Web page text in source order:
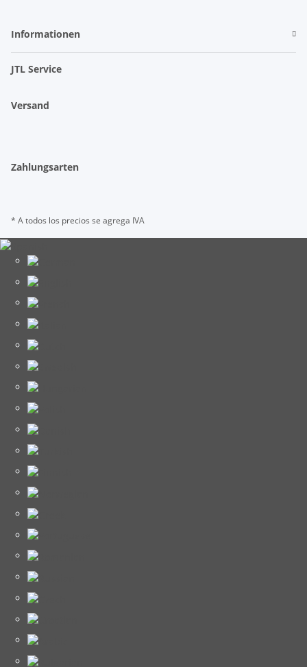
Informationen
JTL Service
Versand
Zahlungsarten
* A todos los precios se agrega IVA